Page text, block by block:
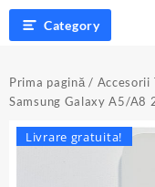
Category
Prima pagină / Accesorii
Samsung Galaxy A5/
Livrare gratuita!